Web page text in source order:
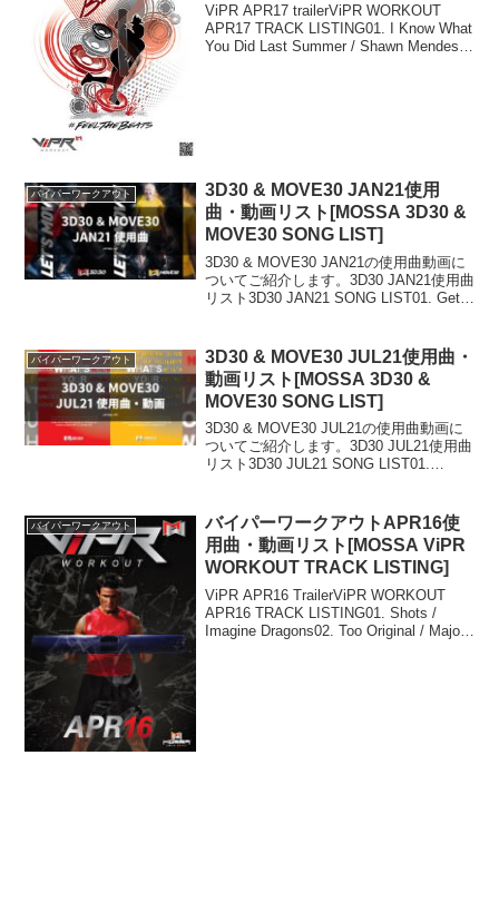
ViPR APR17 trailerViPR WORKOUT
APR17 TRACK LISTING01. I Know What
You Did Last Summer / Shawn Mendes,
バイパーワークアウト
3D30 & MOVE30 JAN21使用
曲・動画リスト[MOSSA 3D30 &
MOVE30 SONG LIST]
3D30 & MOVE30 JAN21の使用曲動画に
ついてご紹介します。3D30 JAN21使用曲
リスト3D30 JAN21 SONG LIST01. Get
バイパーワークアウト
3D30 & MOVE30 JUL21使用曲・
動画リスト[MOSSA 3D30 &
MOVE30 SONG LIST]
3D30 & MOVE30 JUL21の使用曲動画に
ついてご紹介します。3D30 JUL21使用曲
リスト3D30 JUL21 SONG LIST01.
バイパーワークアウト
バイパーワークアウトAPR16使
用曲・動画リスト[MOSSA ViPR
WORKOUT TRACK LISTING]
ViPR APR16 TrailerViPR WORKOUT
APR16 TRACK LISTING01. Shots /
Imagine Dragons02. Too Original / Major